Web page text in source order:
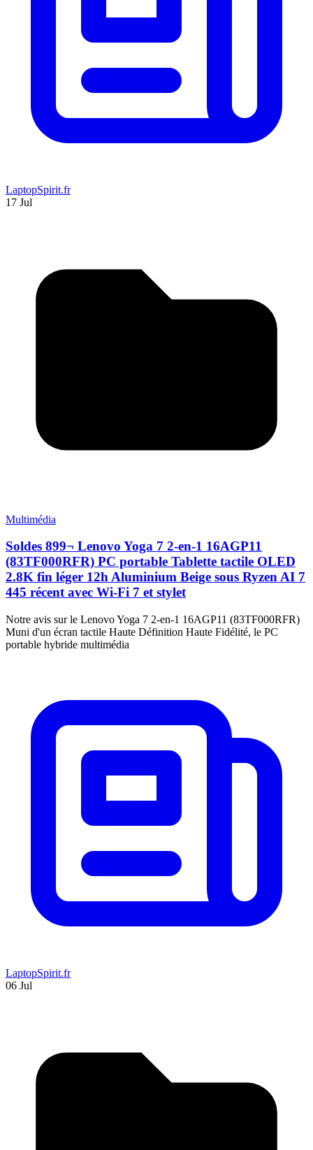
LaptopSpirit.fr
17 Jul
Multimédia
Soldes 899¬ Lenovo Yoga 7 2-en-1 16AGP11
(83TF000RFR) PC portable Tablette tactile OLED
2.8K fin léger 12h Aluminium Beige sous Ryzen AI 7
445 récent avec Wi-Fi 7 et stylet
Notre avis sur le Lenovo Yoga 7 2-en-1 16AGP11 (83TF000RFR)
Muni d'un écran tactile Haute Définition Haute Fidélité, le PC
portable hybride multimédia
LaptopSpirit.fr
06 Jul